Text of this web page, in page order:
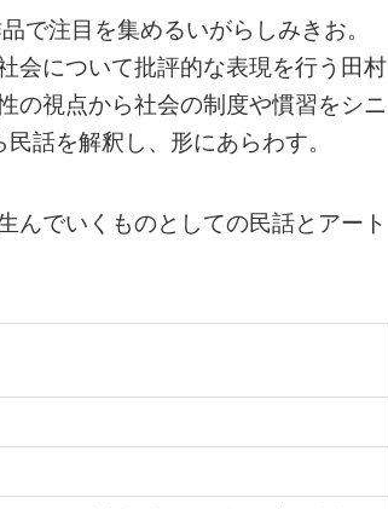
で注目を集めるいがらしみきお。
会について批評的な表現を行う田村
の視点から社会の制度や慣習をシニ
話を解釈し、形にあらわす。
んでいくものとしての民話とアート